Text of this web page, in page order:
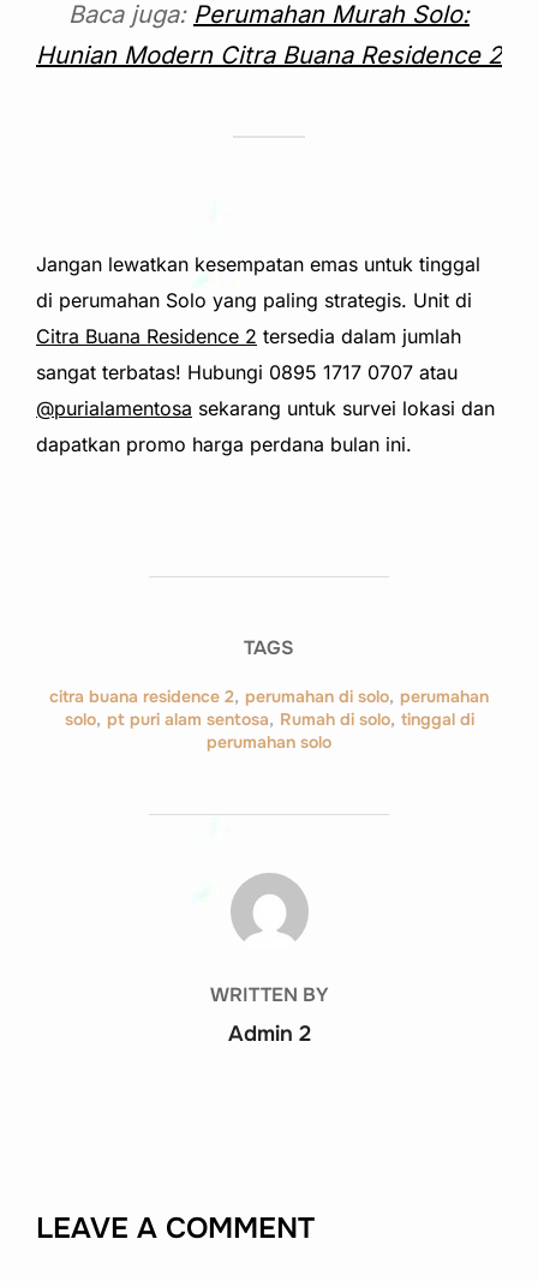
Baca juga: Perumahan Murah Solo:
Hunian Modern Citra Buana Residence 2
Jangan lewatkan kesempatan emas untuk tinggal
di perumahan Solo yang paling strategis. Unit di
Citra Buana Residence 2 tersedia dalam jumlah
sangat terbatas! Hubungi 0895 1717 0707 atau
@purialamentosa sekarang untuk survei lokasi dan
dapatkan promo harga perdana bulan ini.
TAGS
citra buana residence 2, perumahan di solo, perumahan
solo, pt puri alam sentosa, Rumah di solo, tinggal di
perumahan solo
POST AUTHOR
WRITTEN BY
Admin 2
LEAVE A COMMENT